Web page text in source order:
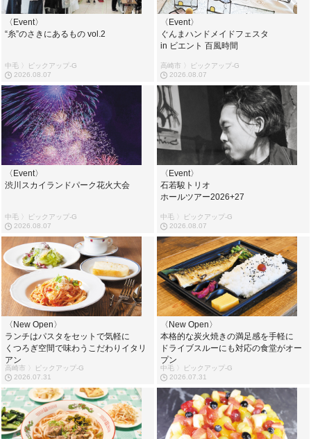
〈Event〉
“糸”のさきにあるもの vol.2
中毛 〉ピックアップ-G
2026.08.07
〈Event〉
ぐんまハンドメイドフェスタ
in ビエント 百風時間
高崎市 〉ピックアップ-G
2026.08.07
〈Event〉
渋川スカイランドパーク花火大会
中毛 〉ピックアップ-G
2026.08.07
〈Event〉
石若駿トリオ
ホールツアー2026+27
中毛 〉ピックアップ-G
2026.08.07
〈New Open〉
ランチはパスタをセットで気軽に
くつろぎ空間で味わうこだわりイタリ
アン
高崎市 〉ピックアップ-G
2026.07.31
〈New Open〉
本格的な炭火焼きの満足感を手軽に
ドライブスルーにも対応の食堂がオー
プン
中毛 〉ピックアップ-G
2026.07.31